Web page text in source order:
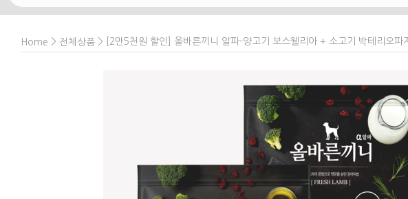
Home > 전체상품 > [2만5천원 할인] 올바른끼니 알파-양고기 보스웰리아 + 소고기 박테리오파